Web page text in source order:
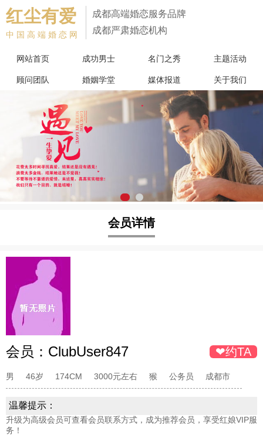
红尘有爱
中国高端婚恋网
成都高端婚恋服务品牌
成都严肃婚恋机构
网站首页 成功男士 名门之秀 主题活动
顾问团队 婚姻学堂 媒体报道 关于我们
会员详情
会员： ClubUser847 ❤约TA
男 46岁 174CM 3000元左右 猴 公务员 成都市
温馨提示：
升级为高级会员可查看会员联系方式，成为推荐会员，享受红娘VIP服
务！